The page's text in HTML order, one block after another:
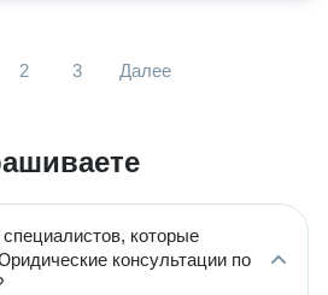
2 3 Далее
которые
консультации по